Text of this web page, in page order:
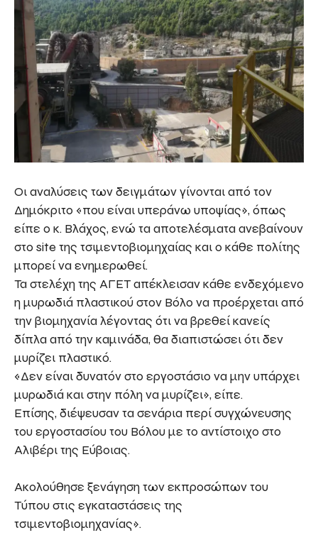
Οι αναλύσεις των δειγμάτων γίνονται από τον
Δημόκριτο «που είναι υπεράνω υποψίας», όπως
είπε ο κ. Βλάχος, ενώ τα αποτελέσματα ανεβαίνουν
στο site της τσιμεντοβιομηχαίας και ο κάθε πολίτης
μπορεί να ενημερωθεί.
Τα στελέχη της ΑΓΕΤ απέκλεισαν κάθε ενδεχόμενο
η μυρωδιά πλαστικού στον Βόλο να προέρχεται από
την βιομηχανία λέγοντας ότι να βρεθεί κανείς
δίπλα από την καμινάδα, θα διαπιστώσει ότι δεν
μυρίζει πλαστικό.
«Δεν είναι δυνατόν στο εργοστάσιο να μην υπάρχει
μυρωδιά και στην πόλη να μυρίζει», είπε.
Επίσης, διέψευσαν τα σενάρια περί συγχώνευσης
του εργοστασίου του Βόλου με το αντίστοιχο στο
Αλιβέρι της Εύβοιας.
Ακολούθησε ξενάγηση των εκπροσώπων του
Τύπου στις εγκαταστάσεις της
τσιμεντοβιομηχανίας».